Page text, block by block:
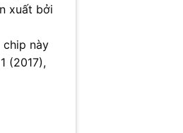
xuất bởi
chip này
(2017),